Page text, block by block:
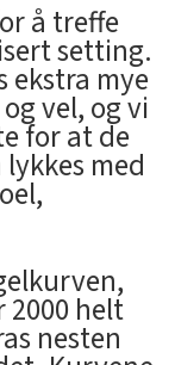
å treffe
setting.
ekstra mye
vel, og vi
for at de
med
helt
nesten